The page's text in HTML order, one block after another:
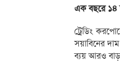
এক বছরে ১৪
ট্রেডিং
সয়াবিনের
ব্যয় আরও